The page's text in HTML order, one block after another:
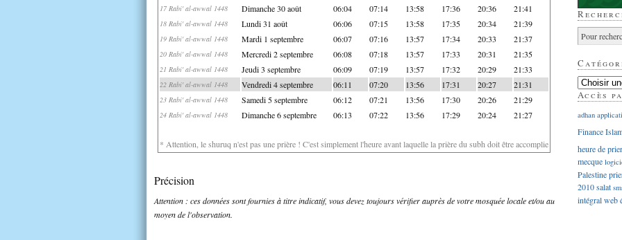
17 Rabi' al-awwal 1448 Dimanche 30 août 06:04 07:14 13:58 17:36 20:36 21:41
18 Rabi' al-awwal 1448 Lundi 31 août 06:06 07:15 13:58 17:35 20:34 21:39
19 Rabi' al-awwal 1448 Mardi 1 septembre 06:07 07:16 13:57 17:34 20:33 21:37
20 Rabi' al-awwal 1448 Mercredi 2 septembre 06:08 07:18 13:57 17:33 20:31 21:35
21 Rabi' al-awwal 1448 Jeudi 3 septembre 06:09 07:19 13:57 17:32 20:29 21:33
22 Rabi' al-awwal 1448 Vendredi 4 septembre 06:11 07:20 13:56 17:31 20:27 21:31
23 Rabi' al-awwal 1448 Samedi 5 septembre 06:12 07:21 13:56 17:30 20:26 21:29
24 Rabi' al-awwal 1448 Dimanche 6 septembre 06:13 07:22 13:56 17:29 20:24 21:27
* Attention, le shuruq n'est pas une prière ! C'est simplement l'heure avant laquelle la prière du subh doit être accomplie
Précision
Attention : ces données sont fournies à titre indicatif, vous devez toujours vérifier auprès de votre mosquée locale et/ou au
moyen de l'observation.
Accès
adhan
Finance
heure de
mecque
Palestine
2010salat
intégralweb